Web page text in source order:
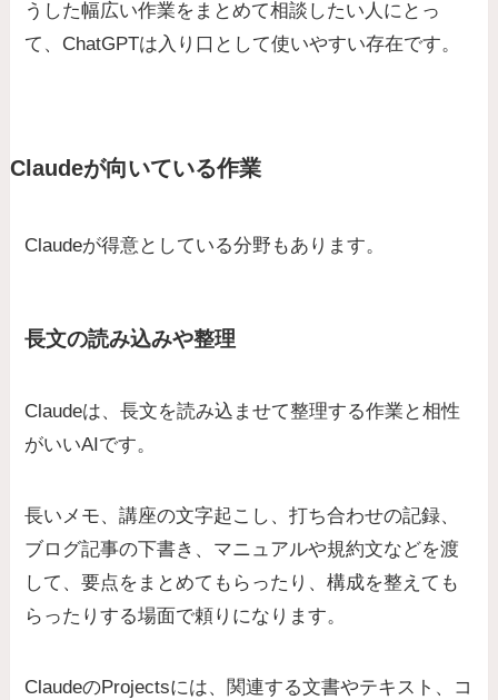
うした幅広い作業をまとめて相談したい人にとっ
て、ChatGPTは入り口として使いやすい存在です。
Claudeが向いている作業
Claudeが得意としている分野もあります。
長文の読み込みや整理
Claudeは、長文を読み込ませて整理する作業と相性
がいいAIです。
長いメモ、講座の文字起こし、打ち合わせの記録、
ブログ記事の下書き、マニュアルや規約文などを渡
して、要点をまとめてもらったり、構成を整えても
らったりする場面で頼りになります。
ClaudeのProjectsには、関連する文書やテキスト、コ